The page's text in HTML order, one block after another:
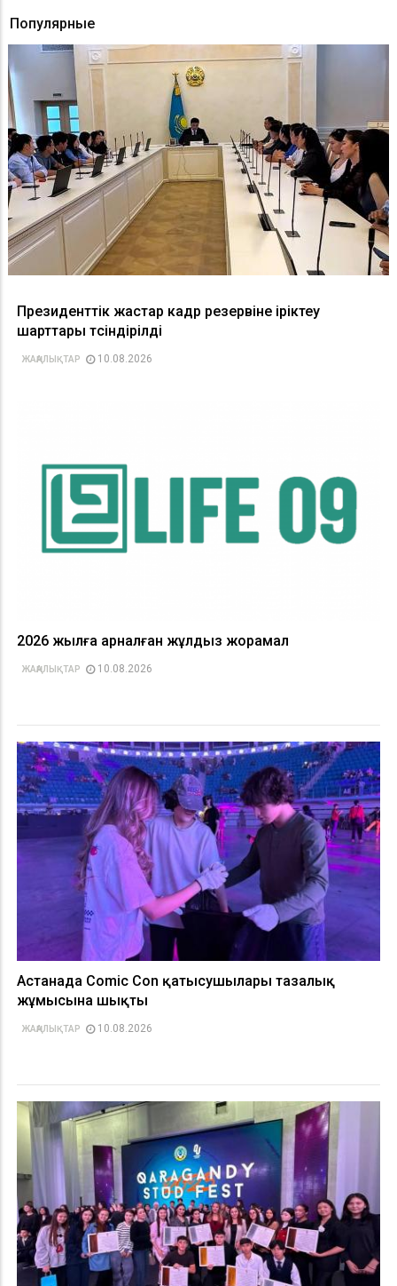
Популярные
Президенттік жастар кадр резервіне іріктеу
шарттары түсіндірілді
ЖАҢАЛЫҚТАР 10.08.2026
2026 жылға арналған жұлдыз жорамал
ЖАҢАЛЫҚТАР 10.08.2026
Астанада Comic Con қатысушылары тазалық
жұмысына шықты
ЖАҢАЛЫҚТАР 10.08.2026